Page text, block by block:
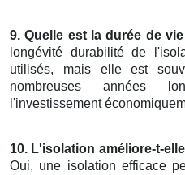
9. Quelle est la durée de
longévité durabilité de
utilisés, mais elle est
nombreuses années
l'investissement
10. L'isolation améliore-t-
Oui, une isolation efficace